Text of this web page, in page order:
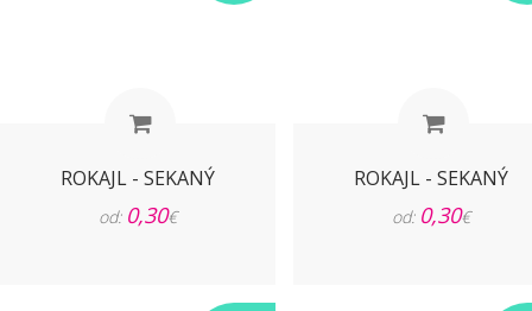
ROKAJL - SEKANÝ
od: 0,30€
ROKAJL - SEKANÝ
od: 0,30€